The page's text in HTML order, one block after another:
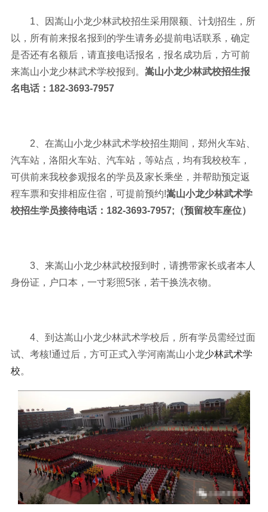
1、因嵩山小龙少林武校招生采用限额、计划招生，所
以，所有前来报名报到的学生请务必提前电话联系，确定
是否还有名额后，请直接电话报名，报名成功后，方可前
来嵩山小龙少林武术学校报到。 嵩山小龙少林武校招生报
名电话：182-3693-7957
2、在嵩山小龙少林武术学校招生期间，郑州火车站、
汽车站，洛阳火车站、汽车站，等站点，均有我校校车，
可供前来我校参观报名的学员及家长乘坐，并帮助预定返
程车票和安排相应住宿，可提前预约!嵩山小龙少林武术学
校招生学员接待电话：182-3693-7957;（预留校车座位）
3、来嵩山小龙少林武校报到时，请携带家长或者本人
身份证，户口本，一寸彩照5张，若干换洗衣物。
4、到达嵩山小龙少林武术学校后，所有学员需经过面
试、考核!通过后，方可正式入学河南嵩山小龙少林武术学
校。